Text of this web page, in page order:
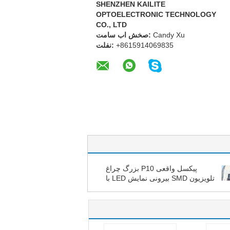
SHENZHEN KAILITE
OPTOELECTRONIC TECHNOLOGY
CO., LTD
تماس با شخص: Candy Xu
تلفن: +8615914069835
پیکسل واقعی P10 بزرگ چراغ
تلویزیون SMD بیرونی نمایش LED با